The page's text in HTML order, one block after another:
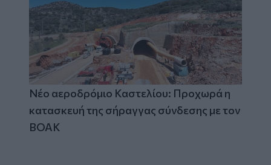
Νέο αεροδρόμιο Καστελίου: Προχωρά η
κατασκευή της σήραγγας σύνδεσης με τον
ΒΟΑΚ